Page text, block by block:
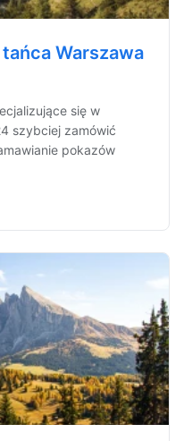
Warszawa
się w
szybciej zamówić
pokazów